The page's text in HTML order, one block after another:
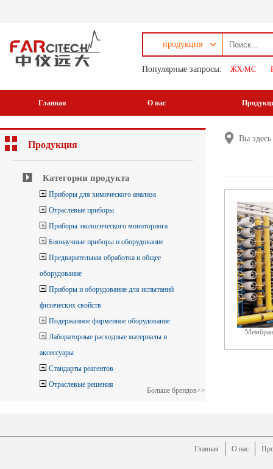
продукция
Популярные запросы: ЖХ/МС
Главная О нас
Продукция
Категории продукта
Приборы для химического анализа
Отраслевые приборы
Приборы экологического мониторинга
Бионаучные приборы и оборудование
Предварительная обработка и общее
оборудование
Приборы и оборудование для испытаний
физических свойств
Подержанное фирменное оборудование
Лабораторные расходные материалы и
аксессуары
Стандарты реагентов
Отраслевые решения
Больше брендов>>
Вы
Главная О нас